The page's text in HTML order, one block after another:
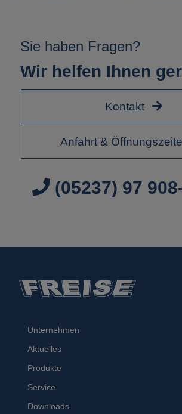
Sie haben Fragen?
Wir helfen Ihnen
Kontakt
Anfahrt &
(05237) 97
Unternehmen
Aktuelles
Produkte
Service
Downloads